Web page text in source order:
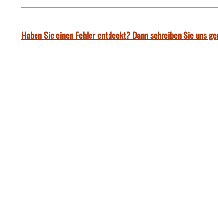
Haben Sie einen Fehler entdeckt? Dann schreiben Sie uns